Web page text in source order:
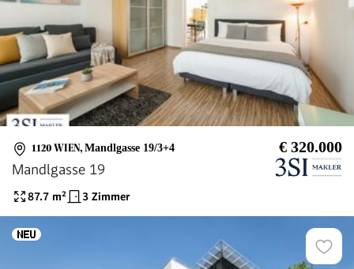
1120 WIEN, Mandlgasse 19/3+4 € 320.000
Mandlgasse 19
87.7 m² 3 Zimmer